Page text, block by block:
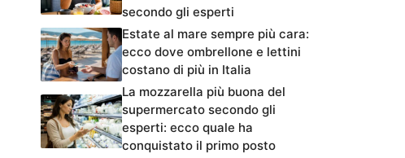
secondo gli esperti
Estate al mare sempre più cara:
ecco dove ombrellone e lettini
costano di più in Italia
La mozzarella più buona del
supermercato secondo gli
esperti: ecco quale ha
conquistato il primo posto